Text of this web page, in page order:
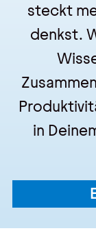
steckt
denkst.
in